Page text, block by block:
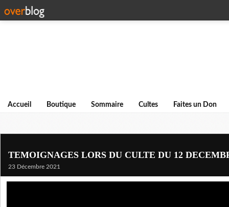
Accueil Boutique Sommaire Cultes Faites un Don
TEMOIGNAGES LORS DU CULTE DU 12
23 Décembre 2021